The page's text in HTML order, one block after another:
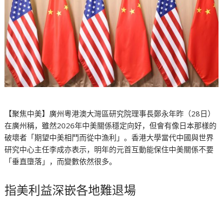
【聚焦中美】廣州粵港澳大灣區研究院理事長鄭永年昨（28日）
在廣州稱，雖然2026年中美關係穩定向好，但會有像日本那樣的
破壞者「期望中美相鬥而從中漁利」。香港大學當代中國與世界
研究中心主任李成亦表示，明年的元首互動能保住中美關係不要
「垂直墮落」，而變數依然很多。
指美利益深嵌各地難退場